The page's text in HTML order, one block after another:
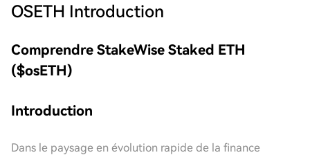
OSETH Introduction
Comprendre StakeWise Staked ETH
($osETH)
Introduction
Dans le paysage en évolution rapide de la finance